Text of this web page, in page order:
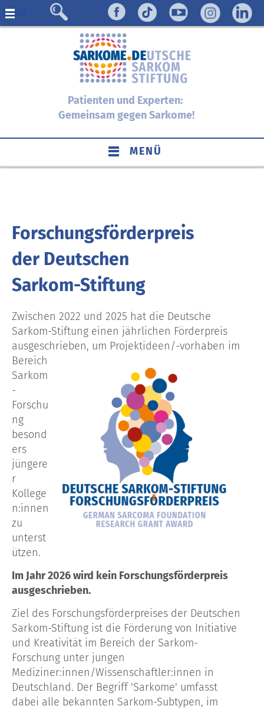
Menü
Patienten und Experten:
Gemeinsam gegen Sarkome!
MENÜ
Forschungsförderpreis
der Deutschen
Sarkom-Stiftung
Zwischen 2022 und 2025 hat die Deutsche
Sarkom-Stiftung einen jährlichen Förderpreis
ausgeschrieben, um Projektideen/-vorhaben im
Bereich
Sarkom
-
Forschu
ng
besond
ers
jüngere
r
Kollege
n:innen
zu
unterst
ützen.
Im Jahr 2026 wird kein Forschungsförderpreis
ausgeschrieben.
Ziel des Forschungsförderpreises der Deutschen
Sarkom-Stiftung ist die Förderung von Initiative
und Kreativität im Bereich der Sarkom-
Forschung unter jungen
Mediziner:innen/Wissen­schaftler:innen in
Deutschland. Der Begriff 'Sarkome' umfasst
dabei alle bekannten Sarkom-Subtypen, im